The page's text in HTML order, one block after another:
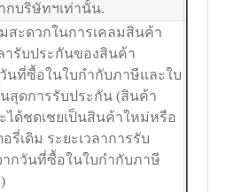
กบริษัทฯเท่านั้น.
สะดวกในการเคลมสินค้า
ารับประกันของสินค้า
นที่ซื้อในใบกำกับภาษีและใบ
นสุดการรับประกัน (สินค้า
ได้ชดเชยเป็นสินค้าใหม่หรือ
รี่เดิม ระยะเวลาการรับ
ากวันที่ซื้อในใบกำกับภาษี